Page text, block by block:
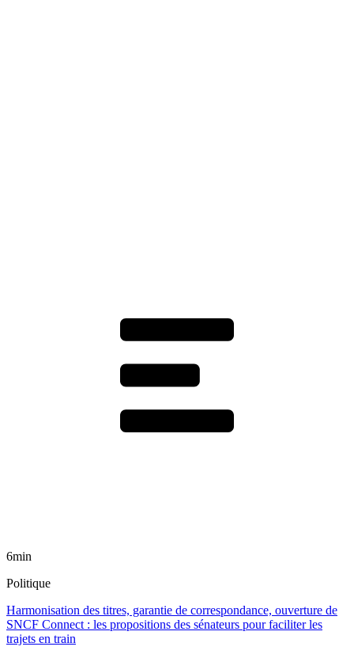
6min
Politique
Harmonisation des titres, garantie de correspondance, ouverture de
SNCF Connect : les propositions des sénateurs pour faciliter les
trajets en train